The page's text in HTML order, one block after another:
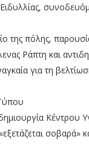
πόλης,
Ράπτη και
για τη